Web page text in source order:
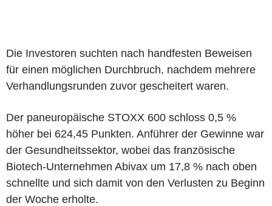
Die Investoren suchten nach handfesten Beweisen
für einen möglichen Durchbruch, nachdem mehrere
Verhandlungsrunden zuvor gescheitert waren.
Der paneuropäische STOXX 600 schloss 0,5 %
höher bei 624,45 Punkten. Anführer der Gewinne war
der Gesundheitssektor, wobei das französische
Biotech-Unternehmen Abivax um 17,8 % nach oben
schnellte und sich damit von den Verlusten zu Beginn
der Woche erholte.